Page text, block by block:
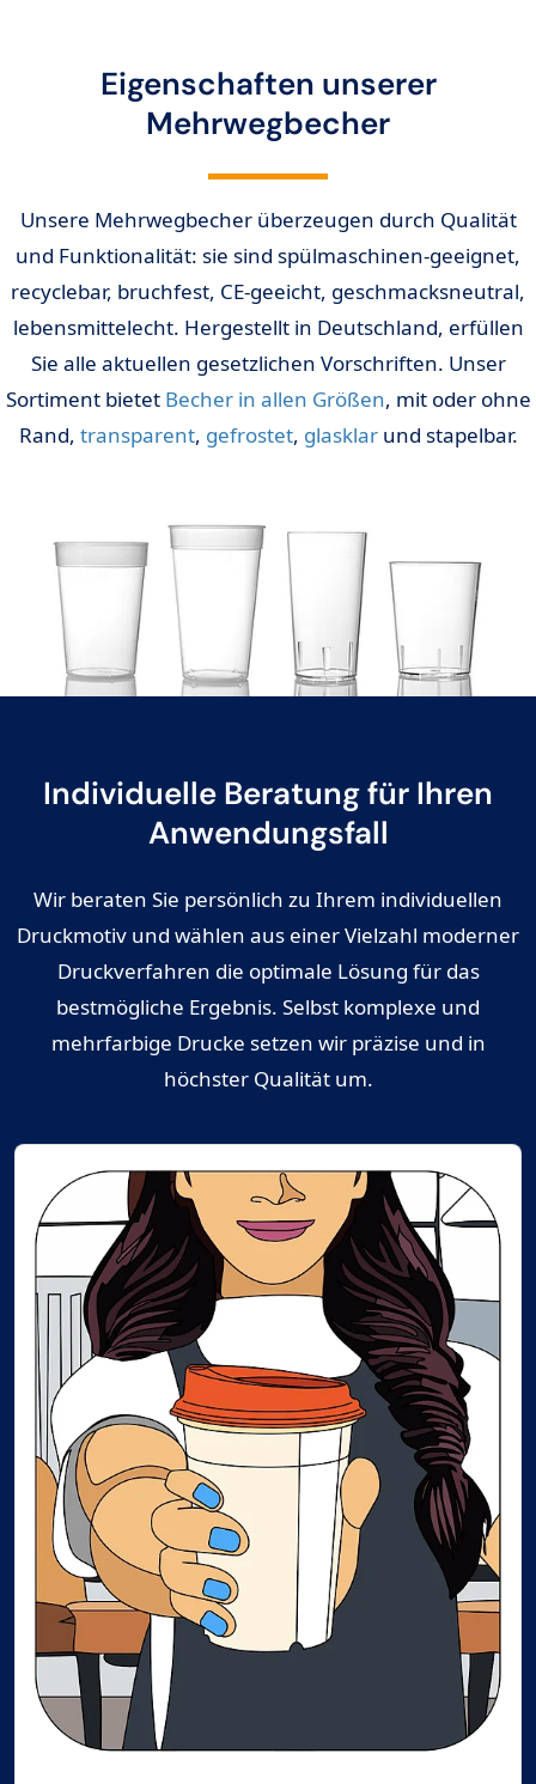
Eigenschaften unserer
Mehrwegbecher
Unsere Mehrwegbecher überzeugen durch Qualität
und Funktionalität: sie sind spülmaschinen-geeignet,
recyclebar, bruchfest, CE-geeicht, geschmacksneutral,
lebensmittelecht. Hergestellt in Deutschland, erfüllen
Sie alle aktuellen gesetzlichen Vorschriften. Unser
Sortiment bietet Becher in allen Größen, mit oder ohne
Rand, transparent, gefrostet, glasklarund stapelbar.
Individuelle Beratung für Ihren
Anwendungsfall
Wir beraten Sie persönlich zu Ihrem individuellen
Druckmotiv und wählen aus einer Vielzahl moderner
Druckverfahren die optimale Lösung für das
bestmögliche Ergebnis. Selbst komplexe und
mehrfarbige Drucke setzen wir präzise und in
höchster Qualität um.